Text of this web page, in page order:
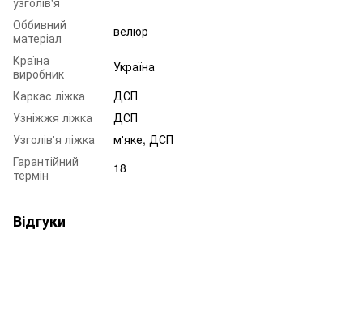
Оббивний
матеріал
велюр
Країна
виробник
Україна
Каркас ліжка
ДСП
Узніжжя ліжка
ДСП
Узголів'я ліжка
м'яке, ДСП
Гарантійний
термін
18
Відгуки